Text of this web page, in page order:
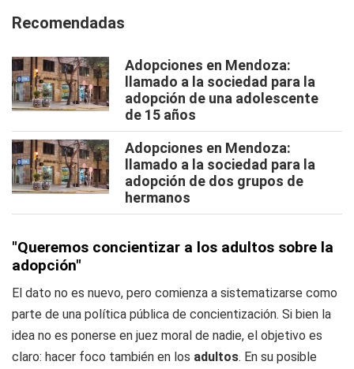
Recomendadas
Adopciones en Mendoza:
llamado a la sociedad para la
adopción de una adolescente
de 15 años
Adopciones en Mendoza:
llamado a la sociedad para la
adopción de dos grupos de
hermanos
"Queremos concientizar a los adultos sobre la
adopción"
El dato no es nuevo, pero comienza a sistematizarse como
parte de una política pública de concientización. Si bien la
idea no es ponerse en juez moral de nadie, el objetivo es
claro: hacer foco también en los adultos. En su posible